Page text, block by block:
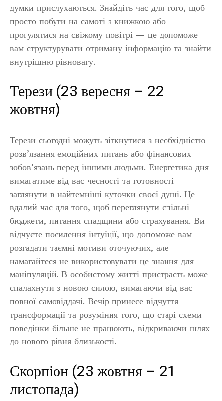
думки прислухаються. Знайдіть час для того, щоб
просто побути на самоті з книжкою або
прогулятися на свіжому повітрі — це допоможе
вам структурувати отриману інформацію та знайти
внутрішню рівновагу.
Терези (23 вересня – 22
жовтня)
Терези сьогодні можуть зіткнутися з необхідністю
розв’язання емоційних питань або фінансових
зобов’язань перед іншими людьми. Енергетика дня
вимагатиме від вас чесності та готовності
заглянути в найтемніші куточки своєї душі. Це
вдалий час для того, щоб переглянути спільні
бюджети, питання спадщини або страхування. Ви
відчуєте посилення інтуїції, що допоможе вам
розгадати таємні мотиви оточуючих, але
намагайтеся не використовувати це знання для
маніпуляцій. В особистому житті пристрасть може
спалахнути з новою силою, вимагаючи від вас
повної самовіддачі. Вечір принесе відчуття
трансформації та розуміння того, що старі схеми
поведінки більше не працюють, відкриваючи шлях
до нового рівня близькості.
Скорпіон (23 жовтня – 21
листопада)